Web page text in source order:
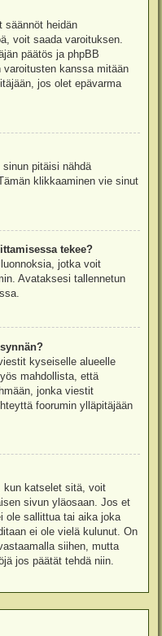
säännöt heidän
voit saada varoituksen.
päätös ja phpBB
kanssa mitään
jos olet epävarma
pitäisi nähdä
klikkaaminen vie sinut
tekee?
jotka voit
Avataksesi tallennetun
kyseiselle alueelle
mahdollista, että
jonka viestit
foorumin ylläpitäjään
kun katselet sitä, voit
sivun yläosaan. Jos et
ole sallittua tai aika joka
ei ole vielä kulunut. On
siihen, mutta
jos päätät tehdä niin.